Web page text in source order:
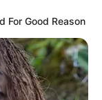
For Good Reason